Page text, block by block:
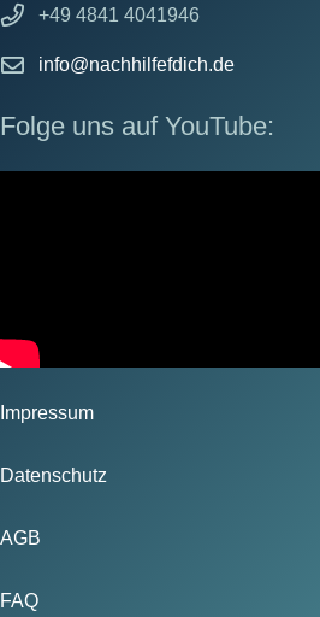
+49 4841 4041946
info@nachhilfefdich.de
Folge uns auf YouTube:
Impressum
Datenschutz
AGB
FAQ